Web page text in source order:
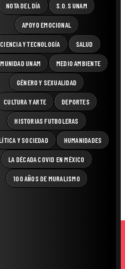
NOTA DEL DÍA S.O.S UNAM
APOYO EMOCIONAL
CIENCIA Y TECNOLOGÍA SALUD
UNAM MEDIO AMBIENTE
GÉNERO Y SEXUALIDAD
CULTURA Y ARTE DEPORTES
HISTORIAS FUTBOLERAS
Y SOCIEDAD HUMANIDADES
LA DÉCADA COVID EN MÉXICO
100 AÑOS DE MURALISMO